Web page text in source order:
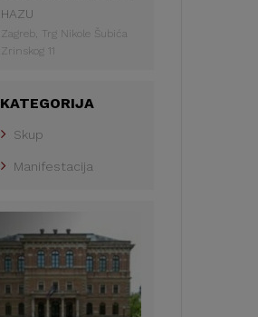
HAZU
Zagreb, Trg Nikole Šubića
Zrinskog 11
KATEGORIJA
Skup
Manifestacija